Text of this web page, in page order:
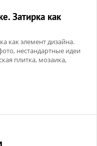
Затирка как
как элемент дизайна.
нестандартные идеи
плитка, мозаика,